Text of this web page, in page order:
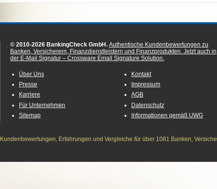
© 2010-2026 BankingCheck GmbH. Authentische Kundenbewertungen zu
Banken, Versicherern, Finanzdienstleistern und Finanzprodukten. Jetzt auch in
der E-Mail Signatur – Crossware Email Signature Solution.
Über Uns
Presse
Karriere
Für Unternehmen
Sitemap
Kontakt
Impressum
AGB
Datenschutz
Informationen gemäß UWG
Kundenbewertungen, Erfahrungen und Vergleiche für über 1081 Banken,